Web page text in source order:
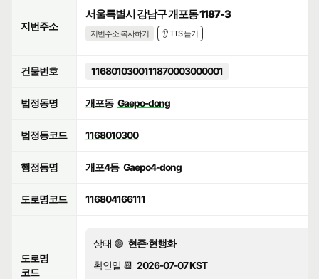
지번주소
서울특별시 강남구 개포동 1187-3
지번주소 복사하기 👂 TTS 듣기
건물번호 1168010300111870003000001
법정동명 개포동 Gaepo-dong
법정동코드 1168010300
행정동명 개포4동 Gaepo4-dong
도로명코드 116804166111
도로명
코드
상태 🟢 현존·현행화
확인일 📆 2026-07-07 KST